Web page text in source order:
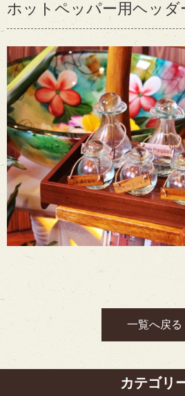
ホットペッパー用ヘッダ
一覧へ戻る
カテゴリ